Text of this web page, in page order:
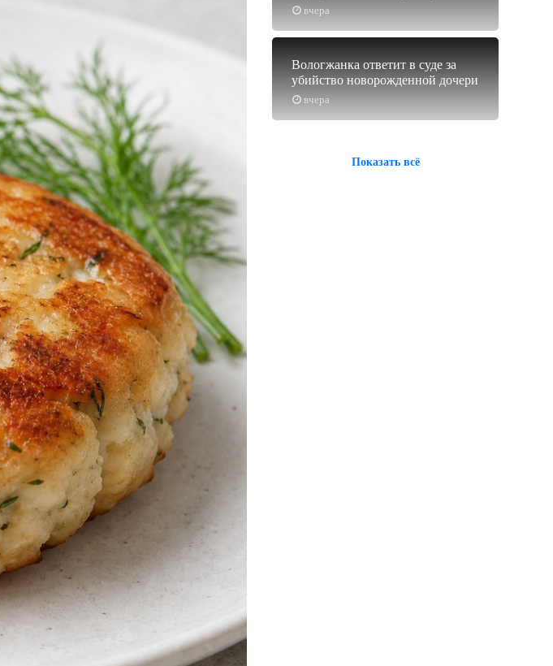
вчера
вчера
Вологжанка ответит в суде за
убийство новорожденной дочери
Показать всё